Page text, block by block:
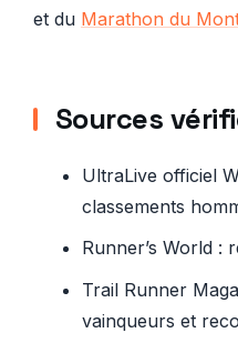
et du Marathon du
Sources
UltraLive officiel
classements
Runner’s World :
Trail Runner
vainqueurs et